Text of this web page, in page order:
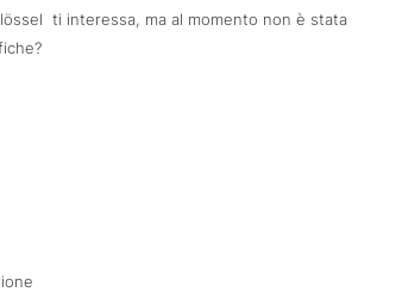
ti interessa, ma al momento non è stata